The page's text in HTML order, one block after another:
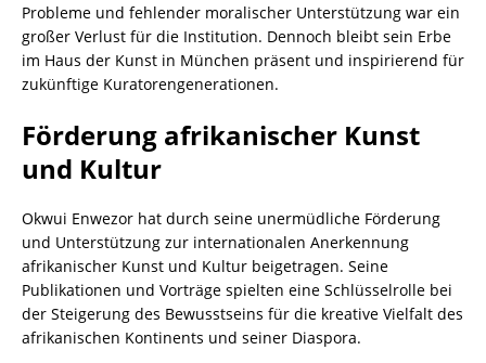
Probleme und fehlender moralischer Unterstützung war ein
großer Verlust für die Institution. Dennoch bleibt sein Erbe
im Haus der Kunst in München präsent und inspirierend für
zukünftige Kuratorengenerationen.
Förderung afrikanischer Kunst
und Kultur
Okwui Enwezor hat durch seine unermüdliche Förderung
und Unterstützung zur internationalen Anerkennung
afrikanischer Kunst und Kultur beigetragen. Seine
Publikationen und Vorträge spielten eine Schlüsselrolle bei
der Steigerung des Bewusstseins für die kreative Vielfalt des
afrikanischen Kontinents und seiner Diaspora.